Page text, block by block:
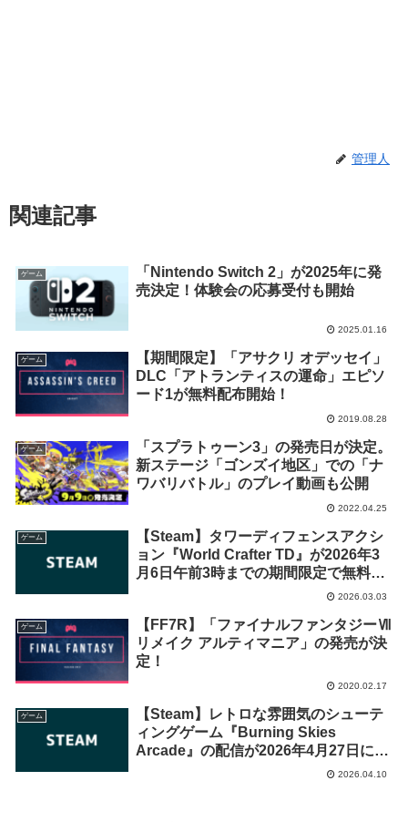
管理人
関連記事
ゲーム
「Nintendo Switch 2」が2025年に発
売決定！体験会の応募受付も開始
2025.01.16
ゲーム
【期間限定】「アサクリ オデッセイ」
DLC「アトランティスの運命」エピソ
ード1が無料配布開始！
2019.08.28
ゲーム
「スプラトゥーン3」の発売日が決定。
新ステージ「ゴンズイ地区」での「ナ
ワバリバトル」のプレイ動画も公開
2022.04.25
ゲーム
【Steam】タワーディフェンスアクシ
ョン『World Crafter TD』が2026年3
月6日午前3時までの期間限定で無料配
2026.03.03
ゲーム
【FF7R】「ファイナルファンタジーⅦ
リメイク アルティマニア」の発売が決
定！
2020.02.17
ゲーム
【Steam】レトロな雰囲気のシューテ
ィングゲーム『Burning Skies
Arcade』の配信が2026年4月27日に終
2026.04.10